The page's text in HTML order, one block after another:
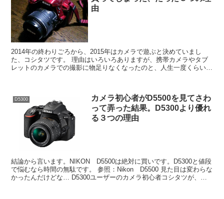
由
2014年の終わりごろから、2015年はカメラで遊ぶと決めていまし
た、コシタツです。 理由はいろいろありますが、携帯カメラやタブ
レットのカメラでの撮影に物足りなくなったのと、人生一度くらいは
D5300
カメラ初心者がD5500を見てさわ
って弄った結果。D5300より優れ
る３つの理由
結論から言います。NIKON D5500は絶対に買いです。D5300と値段
で悩むなら時間の無駄です。 参照：Nikon D5500 見た目は変わらな
かったんだけどな… D5300ユーザーのカメラ初心者コシタツが、発